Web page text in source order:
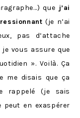
que j’ai
(je n’ai
pas d’attache
vous assure que
». Voilà. Ça
me disais que ça
rappelé (je sais
en exaspérer